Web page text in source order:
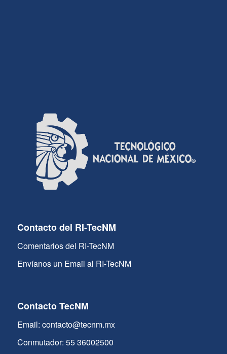
Contacto del RI-TecNM
Comentarios del RI-TecNM
Envíanos un Email al RI-TecNM
Contacto TecNM
Email: contacto@tecnm.mx
Conmutador: 55 36002500